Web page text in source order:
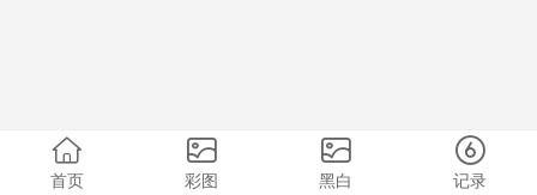
首页 彩图 黑白 记录